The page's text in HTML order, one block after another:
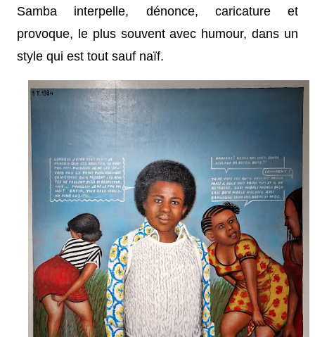
Samba interpelle, dénonce, caricature et
provoque, le plus souvent avec humour, dans un
style qui est tout sauf naïf.